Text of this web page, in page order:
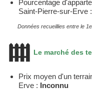
Pourcentage
Saint-Pierre-sur-Erve :
Données recueillies entre le
Le marché des
Prix moyen d'un
Erve : Inconnu